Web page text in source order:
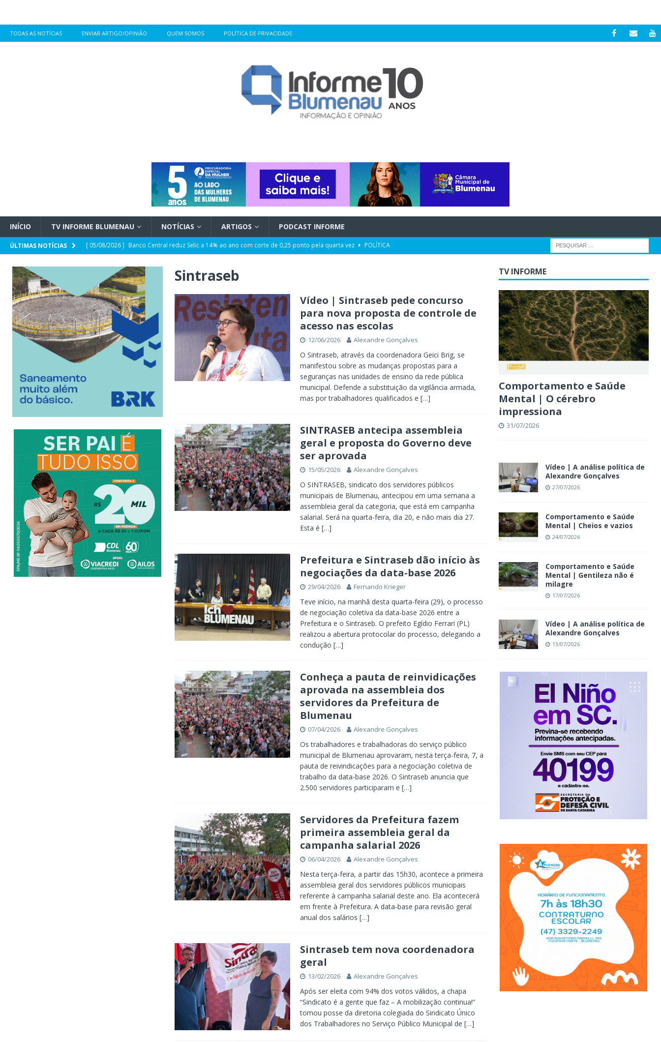
TODAS AS NOTÍCIAS ENVIAR ARTIGO/OPINIÃO QUEM SOMOS POLÍTICA DE PRIVACIDADE
INÍCIO TV INFORME BLUMENAU NOTÍCIAS ARTIGOS PODCAST INFORME
ÚLTIMAS NOTÍCIAS [ 05/08/2026 ] Banco Central reduz Selic a 14% ao ano com corte de 0,25 ponto pela quarta vez
POLÍTICA
[ 05/08/2026 ] Parceria CRECI-SC e Sebrae/SC: maior programa de capacitação do mercado imobiliário realiza palestras
sobre Reforma Tributária em Blumenau
GERAL
[ 05/08/2026 ] Spaten Tisch chega à Oktoberfest de Blumenau para celebrar o ritual da cerveja e dos encontros
GERAL
[ 05/08/2026 ]
Prefeitura abre espaço para a população construir o Plano Municipal dos Direitos da Pessoa com
Deficiência
GERAL
[ 05/08/2026 ]
Jorginho e João Rodrigues devem ter tempos similares na propaganda eleitoral no Rádio e na TV
Sintraseb
Vídeo | Sintraseb pede concurso
para nova proposta de controle de
acesso nas escolas
12/06/2026 Alexandre Gonçalves
O Sintraseb, através da coordenadora Geici Brig, se
manifestou sobre as mudanças propostas para a
seguranças nas unidades de ensino da rede pública
municipal. Defende a substituição da vigilância armada,
mas por trabalhadores qualificados e […]
SINTRASEB antecipa assembleia
geral e proposta do Governo deve
ser aprovada
15/05/2026 Alexandre Gonçalves
O SINTRASEB, sindicato dos servidores públicos
municipais de Blumenau, antecipou em uma semana a
assembleia geral da categoria, que está em campanha
salarial. Será na quarta-feira, dia 20, e não mais dia 27.
Esta é […]
Prefeitura e Sintraseb dão início às
negociações da data-base 2026
29/04/2026 Fernando Krieger
Teve início, na manhã desta quarta-feira (29), o processo
de negociação coletiva da data-base 2026 entre a
Prefeitura e o Sintraseb. O prefeito Egídio Ferrari (PL)
realizou a abertura protocolar do processo, delegando a
condução […]
Conheça a pauta de reinvidicações
aprovada na assembleia dos
servidores da Prefeitura de
Blumenau
07/04/2026 Alexandre Gonçalves
Os trabalhadores e trabalhadoras do serviço público
municipal de Blumenau aprovaram, nesta terça-feira, 7, a
pauta de reivindicações para a negociação coletiva de
trabalho da data-base 2026. O Sintraseb anuncia que
2.500 servidores participaram e […]
Servidores da Prefeitura fazem
primeira assembleia geral da
campanha salarial 2026
06/04/2026 Alexandre Gonçalves
Nesta terça-feira, a partir das 15h30, acontece a primeira
assembleia geral dos servidores públicos municipais
referente à campanha salarial deste ano. Ela acontecerá
em frente à Prefeitura. A data-base para revisão geral
anual dos salários […]
Sintraseb tem nova coordenadora
geral
13/02/2026 Alexandre Gonçalves
Após ser eleita com 94% dos votos válidos, a chapa
“Sindicato é a gente que faz – A mobilização continua!”
tomou posse da diretoria colegiada do Sindicato Único
dos Trabalhadores no Serviço Público Municipal de […]
TV INFORME
Comportamento e Saúde
Mental | O cérebro
impressiona
31/07/2026
Vídeo | A análise política de
Alexandre Gonçalves
27/07/2026
Comportamento e Saúde
Mental | Cheios e vazios
24/07/2026
Comportamento e Saúde
Mental | Gentileza não é
milagre
17/07/2026
Vídeo | A análise política de
Alexandre Gonçalves
13/07/2026